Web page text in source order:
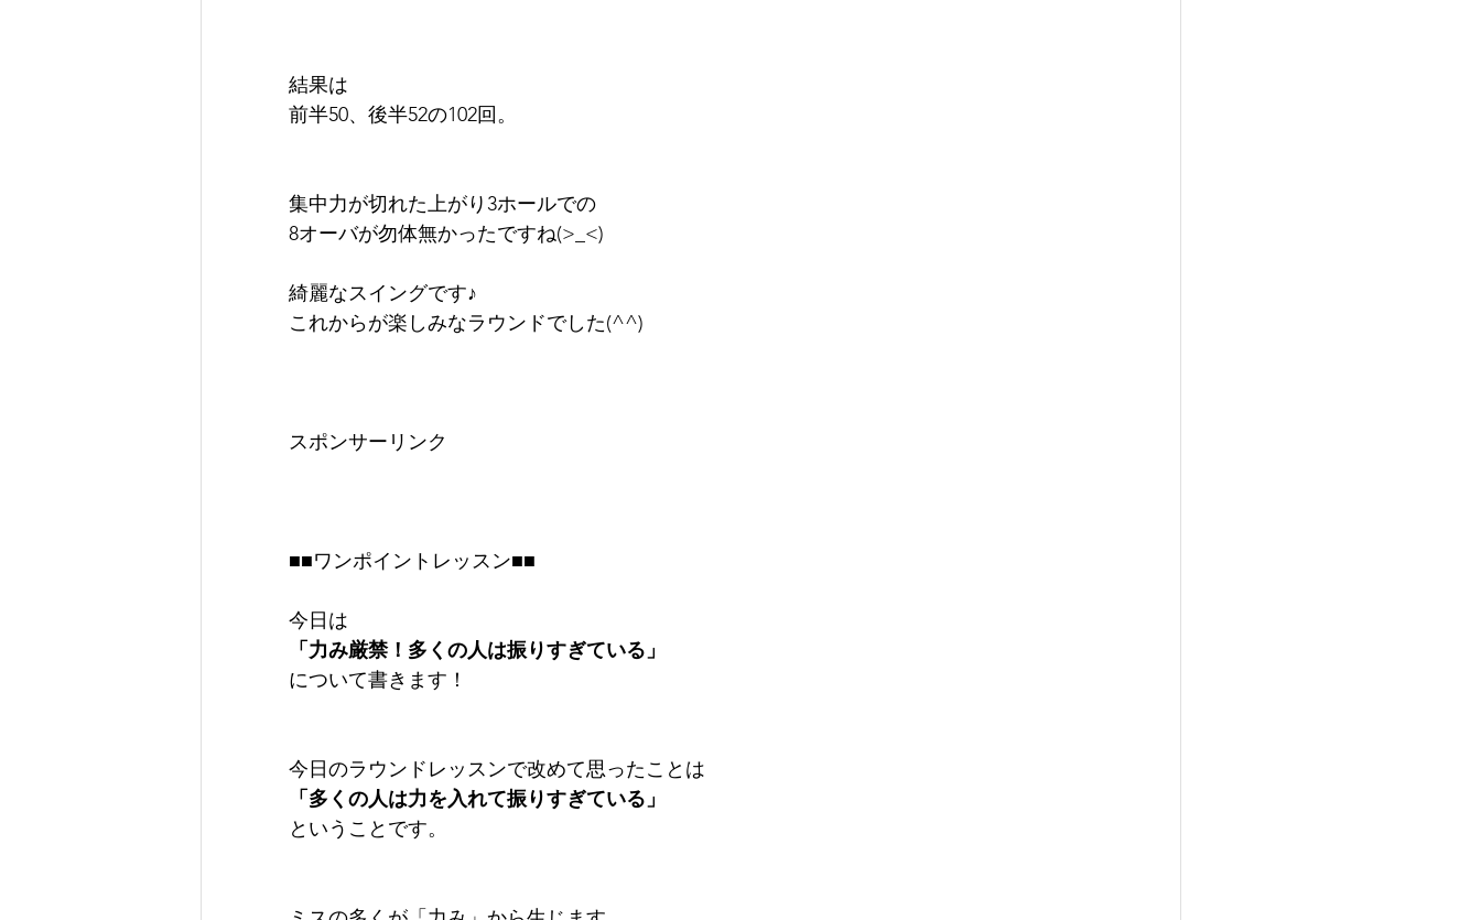
結果は
前半50、後半52の102回。
集中力が切れた上がり3ホールでの
8オーバが勿体無かったですね(>_<)
綺麗なスイングです♪
これからが楽しみなラウンドでした(^^)
スポンサーリンク
■■ワンポイントレッスン■■
今日は
「力み厳禁！多くの人は振りすぎている」
について書きます！
今日のラウンドレッスンで改めて思ったことは
「多くの人は力を入れて振りすぎている」
ということです。